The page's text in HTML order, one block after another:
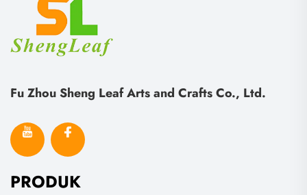
Fu Zhou Sheng Leaf Arts and Crafts Co., Ltd.
PRODUK